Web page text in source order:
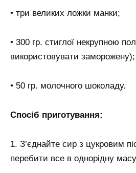
• три великих ложки манки;
• 300 гр. стиглої некрупною
використовувати заморожену);
• 50 гр. молочного шоколаду.
Спосіб приготування:
1. З’єднайте сир з цукровим
перебити все в однорідну